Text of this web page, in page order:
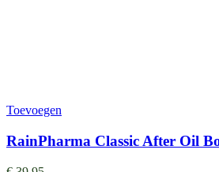
Toevoegen
RainPharma Classic After Oil